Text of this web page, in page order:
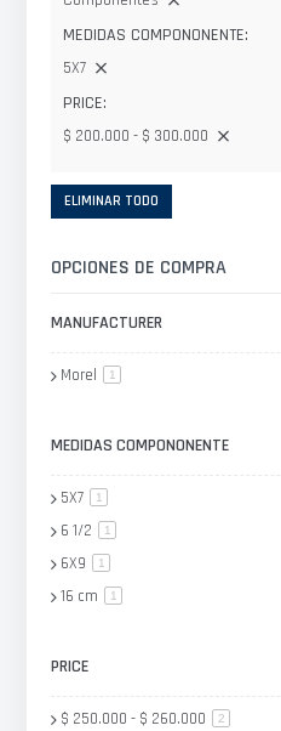
MEDIDAS COMPONONENTE
5X7
PRICE
$ 200.000 - $ 300.000
ELIMINAR TODO
OPCIONES DE COMPRA
MANUFACTURER
Morel 1
MEDIDAS COMPONONENTE
5X7 1
6 1/2 1
6X9 1
16 cm 1
PRICE
$ 250.000 - $ 260.000 2artículo